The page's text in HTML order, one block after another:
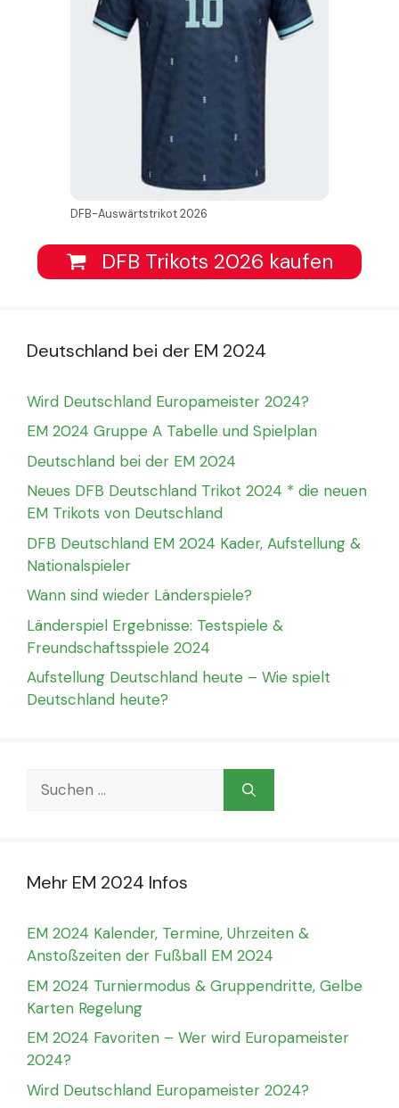
DFB-Auswärtstrikot 2026
DFB Trikots 2026 kaufen
Deutschland bei der EM 2024
Wird Deutschland Europameister 2024?
EM 2024 Gruppe A Tabelle und Spielplan
Deutschland bei der EM 2024
Neues DFB Deutschland Trikot 2024 * die neuen
EM Trikots von Deutschland
DFB Deutschland EM 2024 Kader, Aufstellung &
Nationalspieler
Wann sind wieder Länderspiele?
Länderspiel Ergebnisse: Testspiele &
Freundschaftsspiele 2024
Aufstellung Deutschland heute – Wie spielt
Deutschland heute?
Suchen
nach:
Mehr EM 2024 Infos
EM 2024 Kalender, Termine, Uhrzeiten &
Anstoßzeiten der Fußball EM 2024
EM 2024 Turniermodus & Gruppendritte, Gelbe
Karten Regelung
EM 2024 Favoriten – Wer wird Europameister
2024?
Wird Deutschland Europameister 2024?